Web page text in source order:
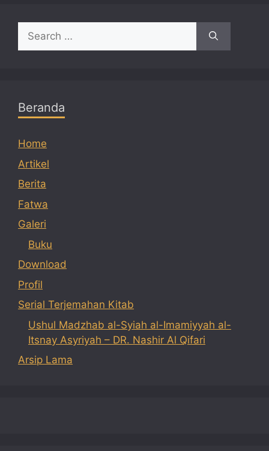
Search
for:
Beranda
Home
Artikel
Berita
Fatwa
Galeri
Buku
Download
Profil
Serial Terjemahan Kitab
Ushul Madzhab al-Syiah al-Imamiyyah al-
Itsnay Asyriyah – DR. Nashir Al Qifari
Arsip Lama